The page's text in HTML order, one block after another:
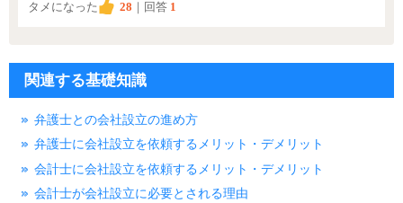
タメになった
28 ｜回答 1
関連する基礎知識
弁護士との会社設立の進め方
弁護士に会社設立を依頼するメリット・デメリット
会計士に会社設立を依頼するメリット・デメリット
会計士が会社設立に必要とされる理由